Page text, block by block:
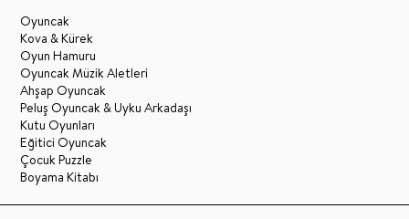
Oyuncak
Kova & Kürek
Oyun Hamuru
Oyuncak Müzik Aletleri
Ahşap Oyuncak
Peluş Oyuncak & Uyku Arkadaşı
Kutu Oyunları
Eğitici Oyuncak
Çocuk Puzzle
Boyama Kitabı